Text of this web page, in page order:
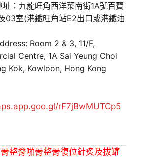
：九龍旺角西洋菜南街1A號百寶
03室(港鐵旺角站E2出口或港鐵油
Room 2 & 3, 11/F,
Centre, 1A Sai Yeung Choi
Kok, Kowloon, Hong Kong
rF7jBwMUTCp5
整脊啪骨整骨復位針炙及拔罐